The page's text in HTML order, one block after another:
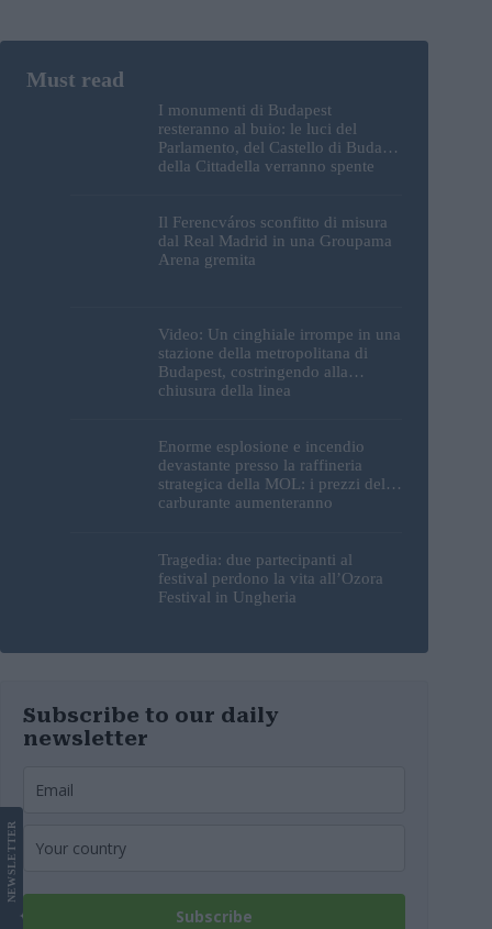
I monumenti di Budapest
resteranno al buio: le luci del
Parlamento, del Castello di Buda e
della Cittadella verranno spente
Il Ferencváros sconfitto di misura
dal Real Madrid in una Groupama
Arena gremita
Video: Un cinghiale irrompe in una
stazione della metropolitana di
Budapest, costringendo alla
chiusura della linea
Enorme esplosione e incendio
devastante presso la raffineria
strategica della MOL: i prezzi del
carburante aumenteranno
Tragedia: due partecipanti al
festival perdono la vita all’Ozora
Festival in Ungheria
Subscribe to our daily
newsletter
Subscribe
NEWS
LETTER